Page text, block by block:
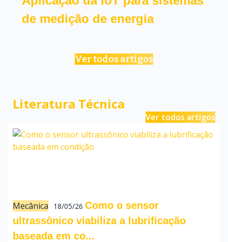
de medição de energia
Ver todos artigos
Literatura Técnica
Ver todos artigos
Mecânica 18/05/26 Como o sensor
ultrassônico viabiliza a lubrificação
baseada em co...